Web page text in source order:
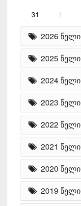
31 1
2026 წელი
2025 წელი
2024 წელი
2023 წელი
2022 წელი
2021 წელი
2020 წელი
2019 წელი